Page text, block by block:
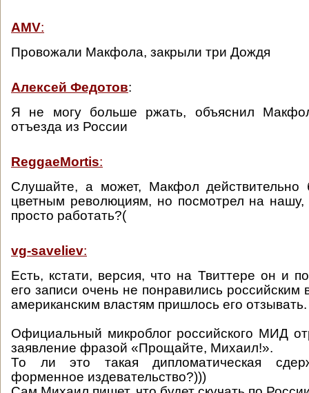
AMV:
Провожали Макфола, закрыли три Дождя
Алексей Федотов:
Я не могу больше ржать, объяснил
отъезда из России
ReggaeMortis:
Слушайте, а может, Макфол действительно
цветным революциям, но посмотрел на
просто работать?(
vg-saveliev:
Есть, кстати, версия, что на Твиттере он и
его записи очень не понравились российским
американским властям пришлось его отзывать.
Официальный микроблог российского МИД
заявление фразой «Прощайте, Михаил!».
То ли это такая дипломатическая
форменное издевательство?)))